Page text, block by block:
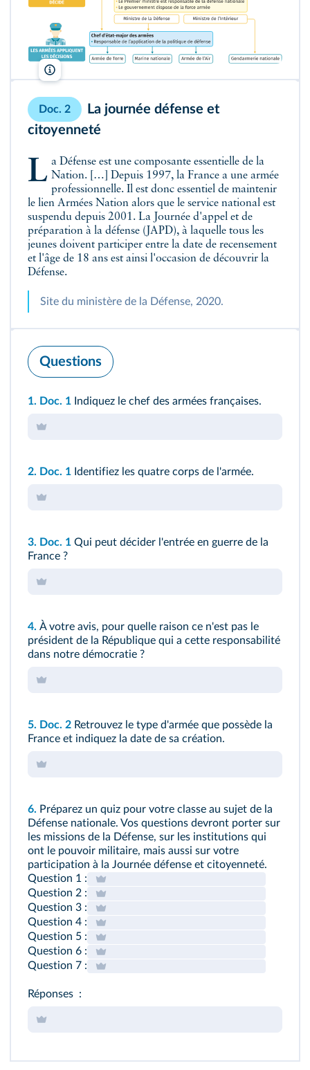
Doc. 2
La journée défense et
citoyenneté
La Défense est une composante essentielle de la Nation. […] Depuis 1997, la France a une armée
professionnelle. Il est donc essentiel de maintenir
le lien Armées Nation alors que le service national est
suspendu depuis 2001. La Journée d'appel et de
préparation à la défense (JAPD), à laquelle tous les
jeunes doivent participer entre la date de recensement
et l'âge de 18 ans est ainsi l'occasion de découvrir la
Défense.
Site du ministère de la Défense, 2020.
Questions
1. Doc. 1 Indiquez le chef des armées françaises.
2. Doc. 1 Identifiez les quatre corps de l'armée.
3. Doc. 1 Qui peut décider l'entrée en guerre de la
France ?
4. À votre avis, pour quelle raison ce n'est pas le
président de la République qui a cette responsabilité
dans notre démocratie ?
5. Doc. 2 Retrouvez le type d'armée que possède la
France et indiquez la date de sa création.
6. Préparez un quiz pour votre classe au sujet de la
Défense nationale. Vos questions devront porter sur
les missions de la Défense, sur les institutions qui
ont le pouvoir militaire, mais aussi sur votre
participation à la Journée défense et citoyenneté.
Question 1 :
Question 2 :
Question 3 :
Question 4 :
Question 5 :
Question 6 :
Question 7 :
Réponses :